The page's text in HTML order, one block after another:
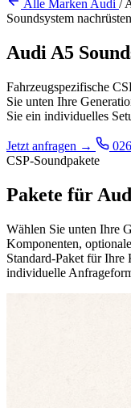
Alle Marken Audi /
Soundsystem nachrüsten
Audi A5
Fahrzeugspezifische
Sie unten Ihre
Sie ein individuelles
Jetzt anfragen →
CSP-Soundpakete
Pakete für
Wählen Sie unten Ihre
Komponenten,
Standard-Paket für Ihre
individuelle